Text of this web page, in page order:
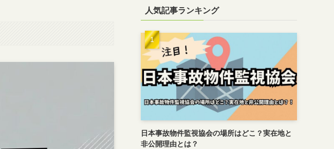
人気記事ランキング
日本事故物件監視協会の場所はどこ？実在地と
非公開理由とは？